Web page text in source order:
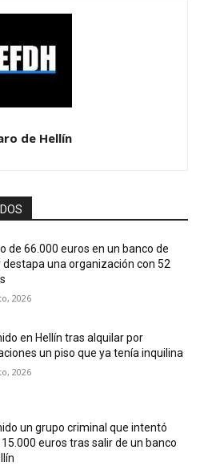
de Hellín
de 66.000 euros en un banco de
destapa una organización con 52
2026
en Hellín tras alquilar por
un piso que ya tenía inquilina
2026
un grupo criminal que intentó
euros tras salir de un banco